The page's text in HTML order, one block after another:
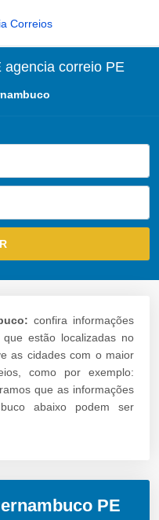
agencia correio PE
confira informações
estão localizadas no
as cidades com o maior
como por exemplo:
que as informações
abaixo podem ser
PE